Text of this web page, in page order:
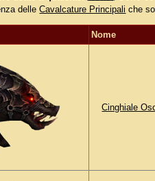
delleCavalcature Principali che
Nome
Cinghiale